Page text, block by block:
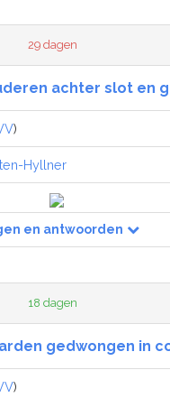
29 dagen
achter slot en
)
Hyllner
en antwoorden
18 dagen
gedwongen in
)